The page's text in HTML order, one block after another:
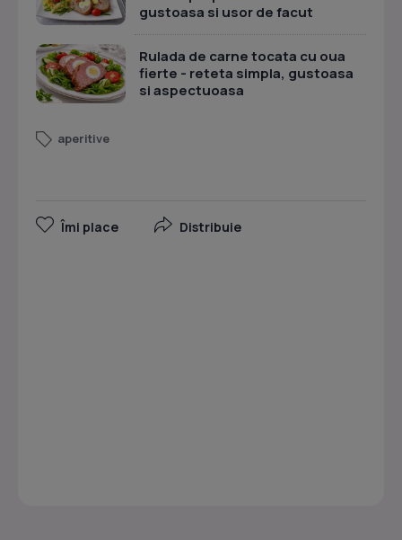
gustoasa si usor de facut
Rulada de carne tocata cu oua
fierte - reteta simpla, gustoasa
si aspectuoasa
aperitive
Îmi place Distribuie